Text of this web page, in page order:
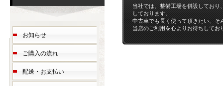
当社では、整備工場を併設してお
しております。
中古車でも長く使って頂きたい、そ
当店のご利用を心よりお待ちしてお
お知らせ
ご購入の流れ
配送・お支払い